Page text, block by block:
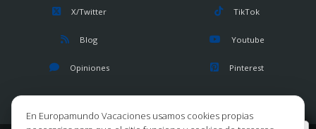
X/Twitter
Blog
Opiniones
TikTok
Youtube
Pinterest
En Europamundo Vacaciones usamos cookies propias